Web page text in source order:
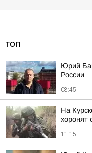
ТОП
Юрий
России
08:45
На
хоронят
11:15